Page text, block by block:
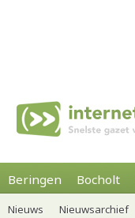
Beringen Bocholt
Nieuws Nieuwsarchief